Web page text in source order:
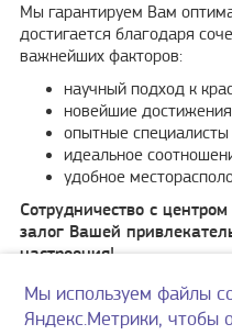
Мы гарантируем Вам
достигается благодаря
важнейших факторов:
научный подход к
новейшие
опытные специалисты
идеальное
удобное
Сотрудничество с
залог Вашей
настроения!
Мы используем файлы
Яндекс.Метрики, чтобы
г. Саранск, ул.
Согласие на обработку